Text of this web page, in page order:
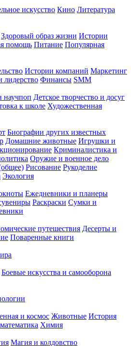
искусство Кино Литература
Здоровый образ жизни Истории
помощь Питание Популярная
Истории компаний Маркетинг
Финансы SMM
научпоп Детское творчество и досуг
к школе Художественная
Биографии других известных
Домашние животные Игрушки и
Криминалистика и
Оружие и военное дело
Рисование Рукоделие
Экология
Ежедневники и планеры
Раскраски Сумки и
путешествия Десерты и
Поваренные книги
Боевые искусства и самооборона
и космос Животные История
Химия
Магия и колдовство